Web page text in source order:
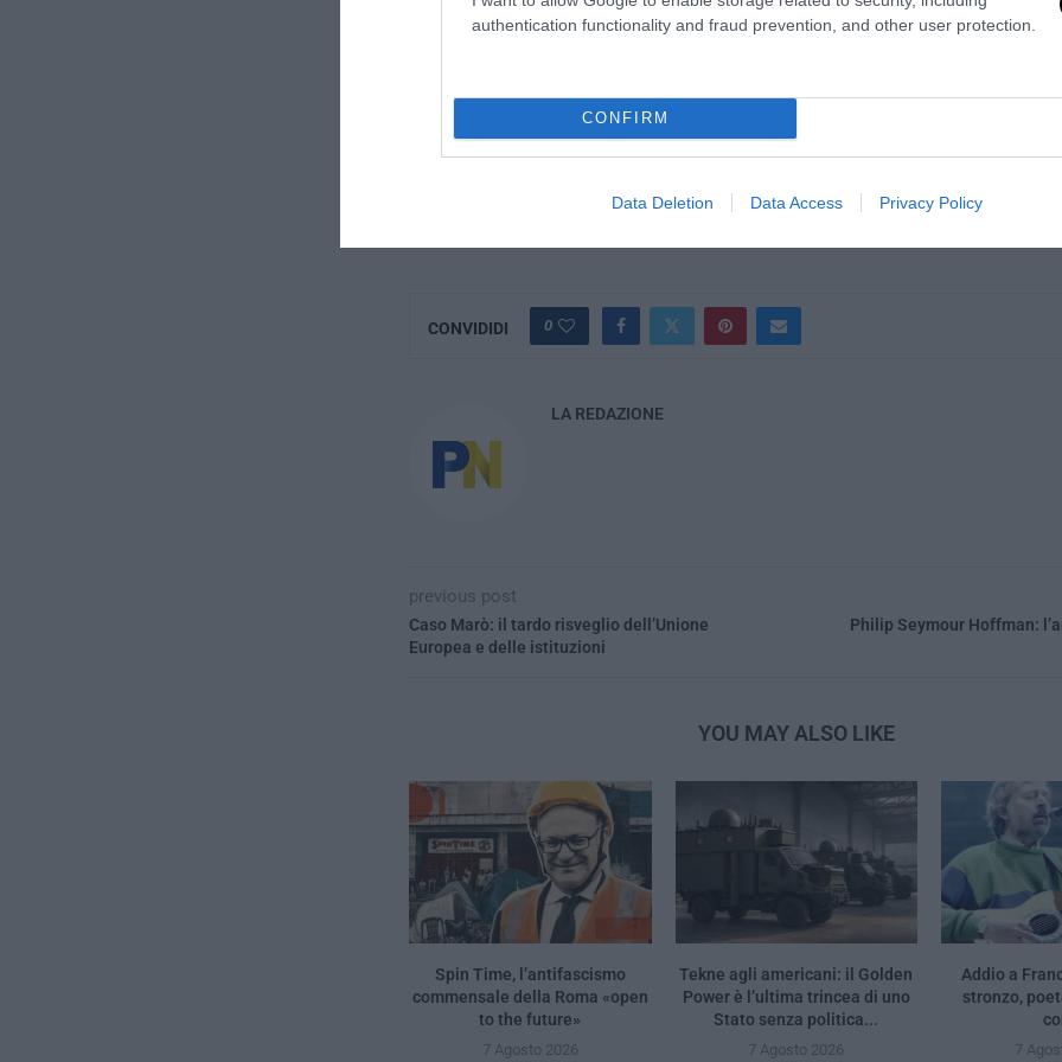
authentication functionality and fraud prevention, and other user protection.
CONFIRM
Data Deletion Data Access Privacy Policy
Mameli, caduto nella difesa di Roma dai francesi. Fascista è anche Altare della
le spoglie mortali di un anonimo caduto per la nazione e che da oggi è quindi da
sentenza secondo cuidulce et decorum est pro patria mori.
Del resto, a rivedere le scene dei piddini che intonano “Bella ciao” dopo il maxi-
CONVIDIDI 0
LA REDAZIONE
previous post
Caso Marò: il tardo risveglio dell’Unione
Europea e delle istituzioni
Philip Seymour Hoffman:
YOU MAY ALSO LIKE
Spin Time, l’antifascismo
commensale della Roma «open
to the future»
7 Agosto 2026
Tekne agli americani: il Golden
Power è l’ultima trincea di uno
Stato senza politica...
7 Agosto 2026
Addio a
stronzo,
7